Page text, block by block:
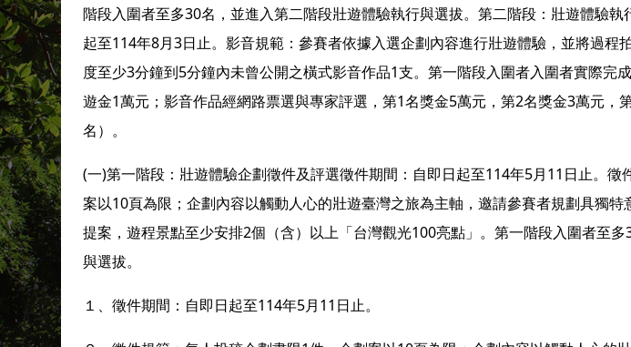
階段入圍者至多30名，並進入第二階段壯遊體驗執行與選拔。第二階段：壯遊體驗
起至114年8月3日止。影音規範：參賽者依據入選企劃內容進行壯遊體驗，並將過程
度至少3分鐘到5分鐘內未曾公開之橫式影音作品1支。第一階段入圍者入圍者實際完
遊金1萬元；影音作品經網路票選與專家評選，第1名獎金5萬元，第2名獎金3萬元，
名）。
(一)第一階段：壯遊體驗企劃徵件及評選徵件期間：自即日起至114年5月11日止。徵
案以10頁為限；企劃內容以觸動人心的壯遊臺灣之旅為主軸，邀請參賽者規劃具獨
提案，遊程景點至少安排2個（含）以上「台灣觀光100亮點」。第一階段入圍者至
與選拔。
１、徵件期間：自即日起至114年5月11日止。